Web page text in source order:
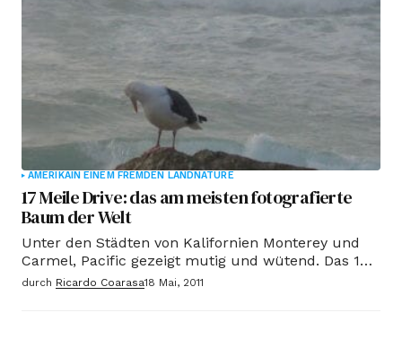
AMERIKAIN EINEM FREMDEN LANDNATURE
17 Meile Drive: das am meisten fotografierte
Baum der Welt
Unter den Städten von Kalifornien Monterey und
Carmel, Pacific gezeigt mutig und wütend. Das 17
Meile Drive (Route der 17 Meilen) umgeht einige
durch Ricardo Coarasa18 Mai, 2011